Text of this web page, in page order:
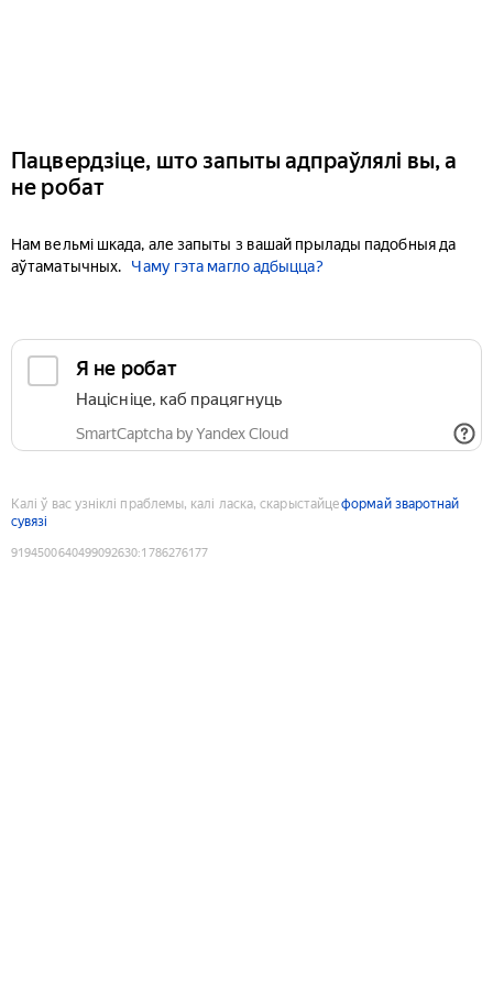
Пацвердзіце, што запыты адпраўлялі вы, а
не робат
Нам вельмі шкада, але запыты з вашай прылады падобныя да
аўтаматычных.
Чаму гэта магло адбыцца?
Я не робат
Націсніце, каб працягнуць
SmartCaptcha by Yandex Cloud
Калі ў вас узніклі праблемы, калі ласка, скарыстайцеформай зваротнай
сувязі
9194500640499092630:1786276177